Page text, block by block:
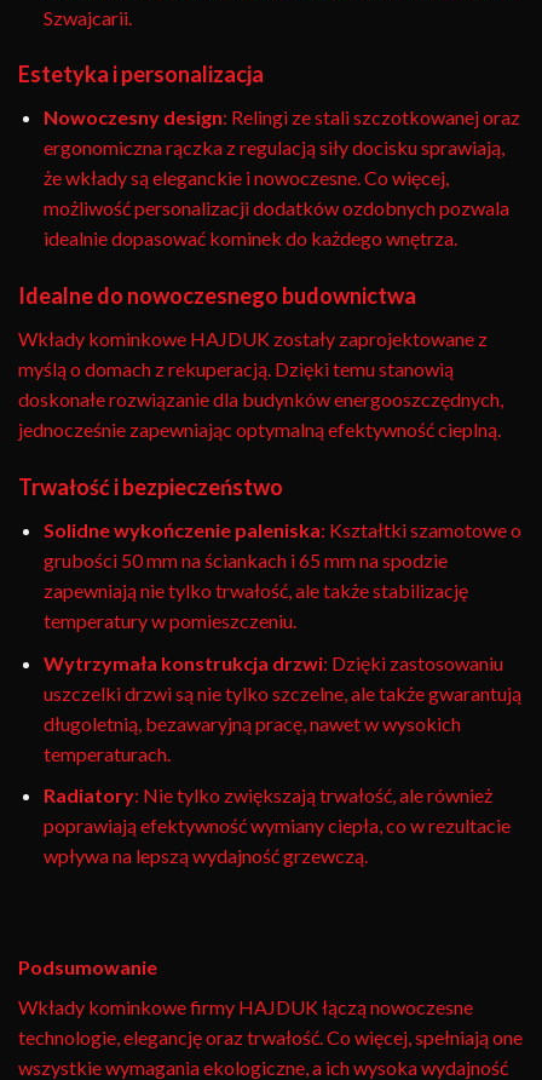
Szwajcarii.
Estetyka i personalizacja
Nowoczesny design: Relingi ze stali szczotkowanej oraz
ergonomiczna rączka z regulacją siły docisku sprawiają,
że wkłady są eleganckie i nowoczesne. Co więcej,
możliwość personalizacji dodatków ozdobnych pozwala
idealnie dopasować kominek do każdego wnętrza.
Idealne do nowoczesnego budownictwa
Wkłady kominkowe HAJDUK zostały zaprojektowane z
myślą o domach z rekuperacją. Dzięki temu stanowią
doskonałe rozwiązanie dla budynków energooszczędnych,
jednocześnie zapewniając optymalną efektywność cieplną.
Trwałość i bezpieczeństwo
Solidne wykończenie paleniska: Kształtki szamotowe o
grubości 50 mm na ściankach i 65 mm na spodzie
zapewniają nie tylko trwałość, ale także stabilizację
temperatury w pomieszczeniu.
Wytrzymała konstrukcja drzwi: Dzięki zastosowaniu
uszczelki drzwi są nie tylko szczelne, ale także gwarantują
długoletnią, bezawaryjną pracę, nawet w wysokich
temperaturach.
Radiatory: Nie tylko zwiększają trwałość, ale również
poprawiają efektywność wymiany ciepła, co w rezultacie
wpływa na lepszą wydajność grzewczą.
Podsumowanie
Wkłady kominkowe firmy HAJDUK łączą nowoczesne
technologie, elegancję oraz trwałość. Co więcej, spełniają one
wszystkie wymagania ekologiczne, a ich wysoka wydajność